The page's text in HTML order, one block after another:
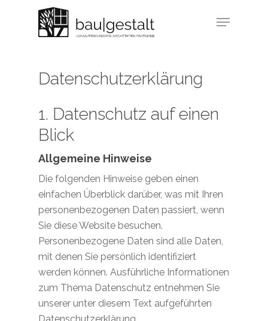
Menu
Datenschutzerklärung
1. Datenschutz auf einen
Blick
Allgemeine Hinweise
Die folgenden Hinweise geben einen
einfachen Überblick darüber, was mit Ihren
personenbezogenen Daten passiert, wenn
Sie diese Website besuchen.
Personenbezogene Daten sind alle Daten,
mit denen Sie persönlich identifiziert
werden können. Ausführliche Informationen
zum Thema Datenschutz entnehmen Sie
unserer unter diesem Text aufgeführten